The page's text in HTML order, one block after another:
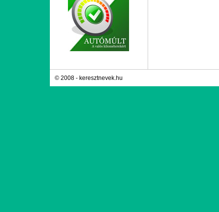
© 2008 - keresztnevek.hu